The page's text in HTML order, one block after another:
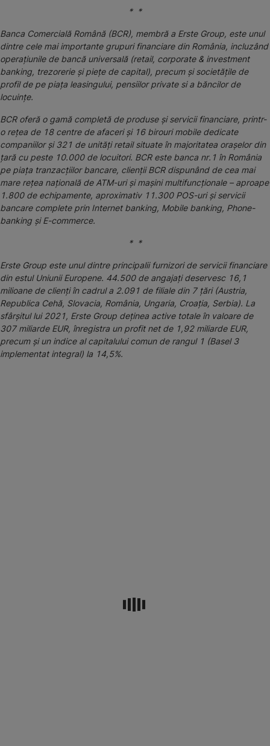
* *
Banca Comercială Română (BCR), membră a Erste Group, este unul
dintre cele mai importante grupuri financiare din România, incluzând
operaţiunile de bancă universală (retail, corporate & investment
banking, trezorerie şi pieţe de capital), precum şi societăţile de
profil de pe piaţa leasingului, pensiilor private si a băncilor de
locuinţe.
BCR oferă o gamă completă de produse și servicii financiare, printr-
o rețea de 18 centre de afaceri și 16 birouri mobile dedicate
companiilor și 321 de unități retail situate în majoritatea orașelor din
țară cu peste 10.000 de locuitori. BCR este banca nr.1 în România
pe piața tranzacțiilor bancare, clienții BCR dispunând de cea mai
mare rețea națională de ATM-uri și mașini multifuncționale – aproape
1.800 de echipamente, aproximativ 11.300 POS-uri și servicii
bancare complete prin Internet banking, Mobile banking, Phone-
banking și E-commerce.
* *
Erste Group este unul dintre principalii furnizori de servicii financiare
din estul Uniunii Europene. 44.500 de angajați deservesc 16,1
milioane de clienți în cadrul a 2.091 de filiale din 7 țări (Austria,
Republica Cehă, Slovacia, România, Ungaria, Croația, Serbia). La
sfârșitul lui 2021, Erste Group deținea active totale în valoare de
307 miliarde EUR, înregistra un profit net de 1,92 miliarde EUR,
precum și un indice al capitalului comun de rangul 1 (Basel 3
implementat integral) la 14,5%.